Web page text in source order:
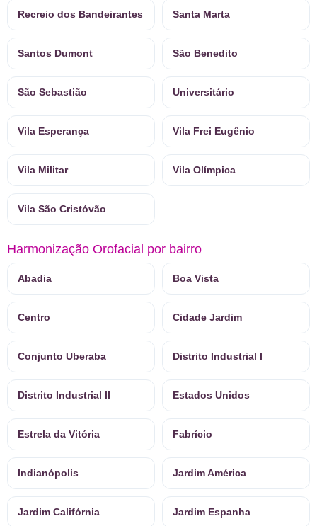
Recreio dos Bandeirantes Santa Marta
Santos Dumont São Benedito
São Sebastião Universitário
Vila Esperança Vila Frei Eugênio
Vila Militar Vila Olímpica
Vila São Cristóvão
Harmonização Orofacial por bairro
Abadia Boa Vista
Centro Cidade Jardim
Conjunto Uberaba Distrito Industrial I
Distrito Industrial II Estados Unidos
Estrela da Vitória Fabrício
Indianópolis Jardim América
Jardim Califórnia Jardim Espanha